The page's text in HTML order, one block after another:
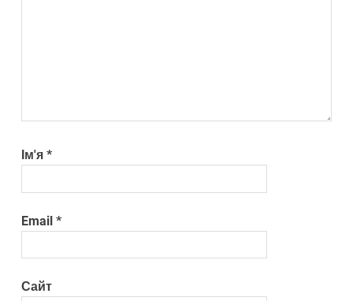
Ім'я*
Email*
Сайт